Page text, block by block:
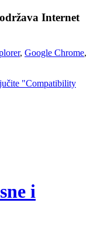
Internet
, Google Chrome,
"Compatibility
i